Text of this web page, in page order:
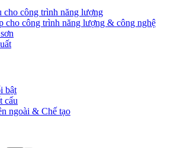
cho công trình năng lượng
cho công trình năng lượng & công nghệ
bật
cấu
ngoài & Chế tạo